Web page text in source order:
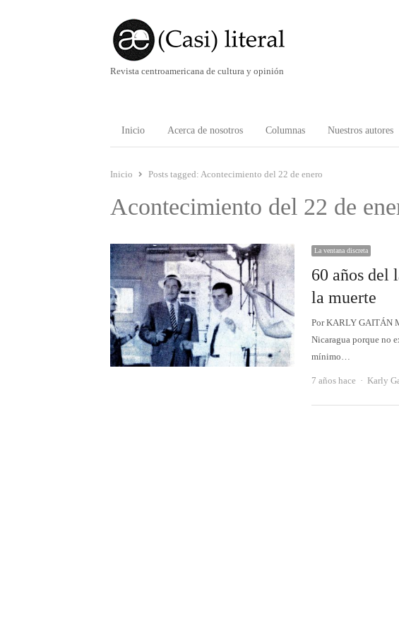
Revista centroamericana de cultura y opinión
Inicio Acerca de nosotros Columnas Nuestros autores
Inicio Posts tagged: Acontecimiento del 22 de enero
Acontecimiento del 22 de
La ventana discreta
60 años del
la muerte
Por KARLY GAITÁN
Nicaragua porque no
mínimo…
7 años hace Autor
Karly